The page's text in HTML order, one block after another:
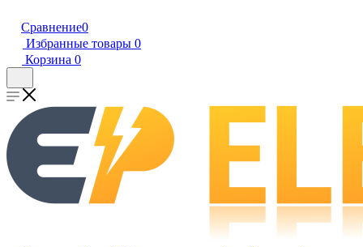
Сравнение0
Избранные товары 0
Корзина 0